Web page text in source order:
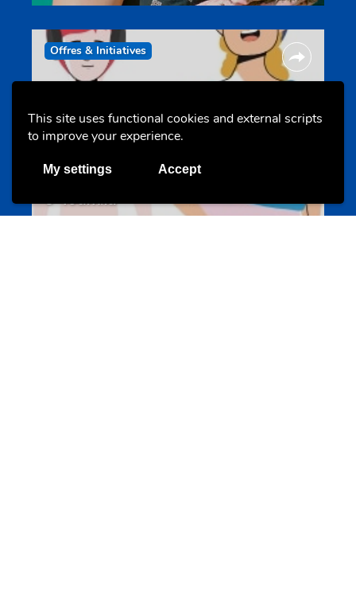
This site uses functional cookies and external scripts
to improve your experience.
My settings Accept
Offres & Initiatives
Un projet de jeunes pour jeunes